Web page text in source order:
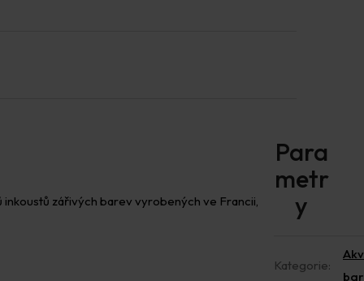
inkoustů zářivých barev vyrobených ve Francii,
Kategorie: